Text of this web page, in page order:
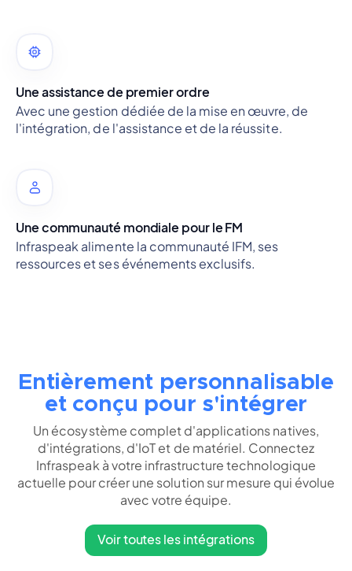
Une assistance de premier ordre
Avec une gestion dédiée de la mise en œuvre, de
l'intégration, de l'assistance et de la réussite.
Une communauté mondiale pour le FM
Infraspeak alimente la communauté IFM, ses
ressources et ses événements exclusifs.
Entièrement personnalisable
et conçu pour s'intégrer
Un écosystème complet d'applications natives,
d'intégrations, d'IoT et de matériel. Connectez
Infraspeak à votre infrastructure technologique
actuelle pour créer une solution sur mesure qui évolue
avec votre équipe.
Voir toutes les intégrations